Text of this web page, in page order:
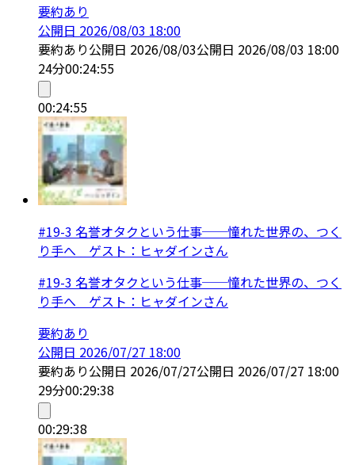
要約あり
公開日 2026/08/03 18:00
要約あり公開日 2026/08/03公開日 2026/08/03 18:00
24分00:24:55
00:24:55
#19-3 名誉オタクという仕事──憧れた世界の、つく
り手へ ゲスト：ヒャダインさん
#19-3 名誉オタクという仕事──憧れた世界の、つく
り手へ ゲスト：ヒャダインさん
要約あり
公開日 2026/07/27 18:00
要約あり公開日 2026/07/27公開日 2026/07/27 18:00
29分00:29:38
00:29:38